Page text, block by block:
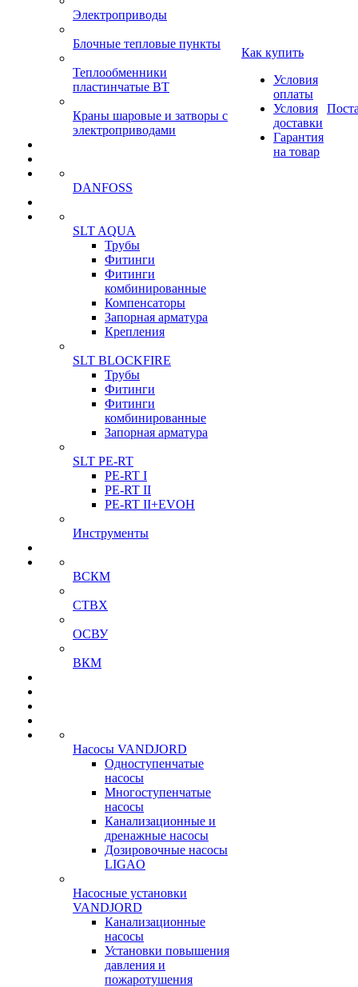
Электроприводы
Блочные тепловые пункты
Теплообменники
пластинчатые ВТ
Краны шаровые и затворы с
электроприводами
DANFOSS
SLT AQUA
Трубы
Фитинги
Фитинги
комбинированные
Компенсаторы
Запорная арматура
Крепления
SLT BLOCKFIRE
Трубы
Фитинги
Фитинги
комбинированные
Запорная арматура
SLT PE-RT
PE-RT I
PE-RT II
PE-RT II+EVOH
Инструменты
ВСКМ
СТВХ
ОСВУ
ВКМ
Насосы VANDJORD
Одноступенчатые
насосы
Многоступенчатые
насосы
Канализационные и
дренажные насосы
Дозировочные насосы
LIGAO
Насосные установки
VANDJORD
Канализационные
насосы
Установки повышения
давления и
пожаротушения
Как купить
Условия
оплаты
Условия
доставки
Гарантия
на товар